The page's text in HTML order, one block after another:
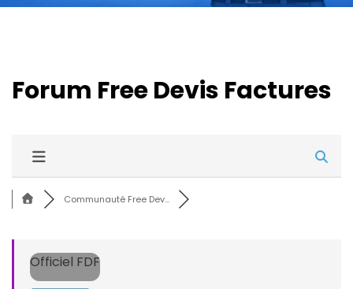
Forum Free Devis Factures
Communauté Free Dev...
Officiel FDF